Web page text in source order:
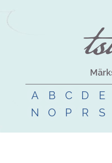
A B C D E
N
O P R S